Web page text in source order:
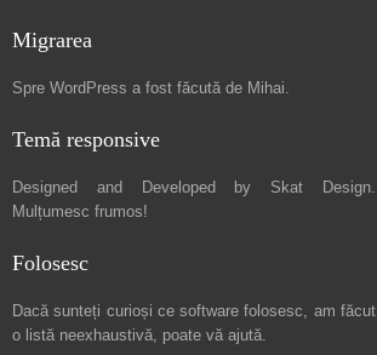
Migrarea
Spre WordPress a fost făcută de Mihai.
Temă responsive
Designed and Developed by Skat Design.
Mulțumesc frumos!
Folosesc
Dacă sunteți curioși ce software folosesc, am făcut
o listă neexhaustivă, poate vă ajută.